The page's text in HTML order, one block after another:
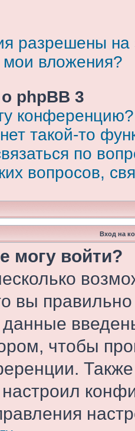
разрешены
мои вложения?
phpBB 3
конференцию?
такой-то
по
вопросов,
Вход на
могу войти?
вы
чтобы